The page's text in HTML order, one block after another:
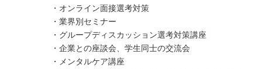
・オンライン面接選考対策
・業界別セミナー
・グループディスカッション選考対策講座
・企業との座談会、学生同士の交流会
・メンタルケア講座